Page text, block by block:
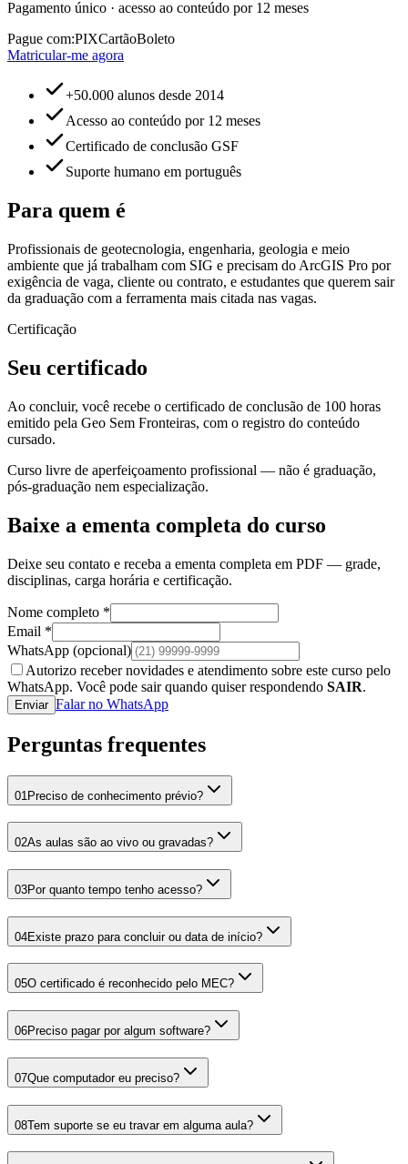
Pagamento único · acesso ao conteúdo por 12 meses
Pague com:PIXCartãoBoleto
Matricular-me agora
+50.000 alunos desde 2014
Acesso ao conteúdo por 12 meses
Certificado de conclusão GSF
Suporte humano em português
Para quem é
Profissionais de geotecnologia, engenharia, geologia e meio
ambiente que já trabalham com SIG e precisam do ArcGIS Pro por
exigência de vaga, cliente ou contrato, e estudantes que querem sair
da graduação com a ferramenta mais citada nas vagas.
Certificação
Seu certificado
Ao concluir, você recebe o certificado de conclusão de 100 horas
emitido pela Geo Sem Fronteiras, com o registro do conteúdo
cursado.
Curso livre de aperfeiçoamento profissional — não é graduação,
pós-graduação nem especialização.
Baixe a ementa completa do curso
Deixe seu contato e receba a ementa completa em PDF — grade,
disciplinas, carga horária e certificação.
Nome completo *
Email *
WhatsApp (opcional)
Autorizo receber novidades e atendimento sobre este curso pelo
WhatsApp. Você pode sair quando quiser respondendo SAIR.
Enviar Falar no WhatsApp
Perguntas frequentes
01 Preciso de conhecimento prévio?
02As aulas são ao vivo ou gravadas?
03Por quanto tempo tenho acesso?
04Existe prazo para concluir ou data de início?
05O certificado é reconhecido pelo MEC?
06Preciso pagar por algum software?
07Que computador eu preciso?
08Tem suporte se eu travar em alguma aula?